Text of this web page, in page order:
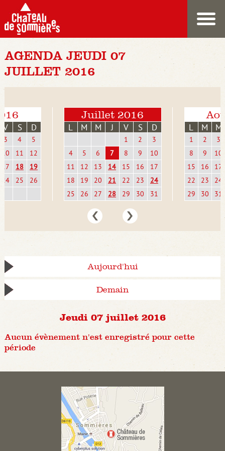
AGENDA JEUDI 07
JUILLET 2016
V S D
3 4
5
10
11
12
17
18
19
24
25 26
Juillet 2016
L M M J V S D
1 2
3
4
5 6 7 8 9
10
11
12 13 14 15 16
17
18
19 20 21 22 23
24
25
26 27 28 29 30 31
L M M
1 2
3
8
9
10
15
16
17
22
23
24
29
30 31
Aujourd'hui
Demain
Jeudi 07 juillet 2016
Aucun évènement n'est enregistré pour cette
période